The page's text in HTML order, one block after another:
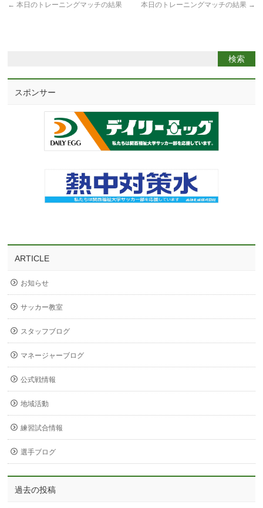
← 本日のトレーニングマッチの結果 本日のトレーニングマッチの結果 →
スポンサー
ARTICLE
お知らせ
サッカー教室
スタッフブログ
マネージャーブログ
公式戦情報
地域活動
練習試合情報
選手ブログ
過去の投稿